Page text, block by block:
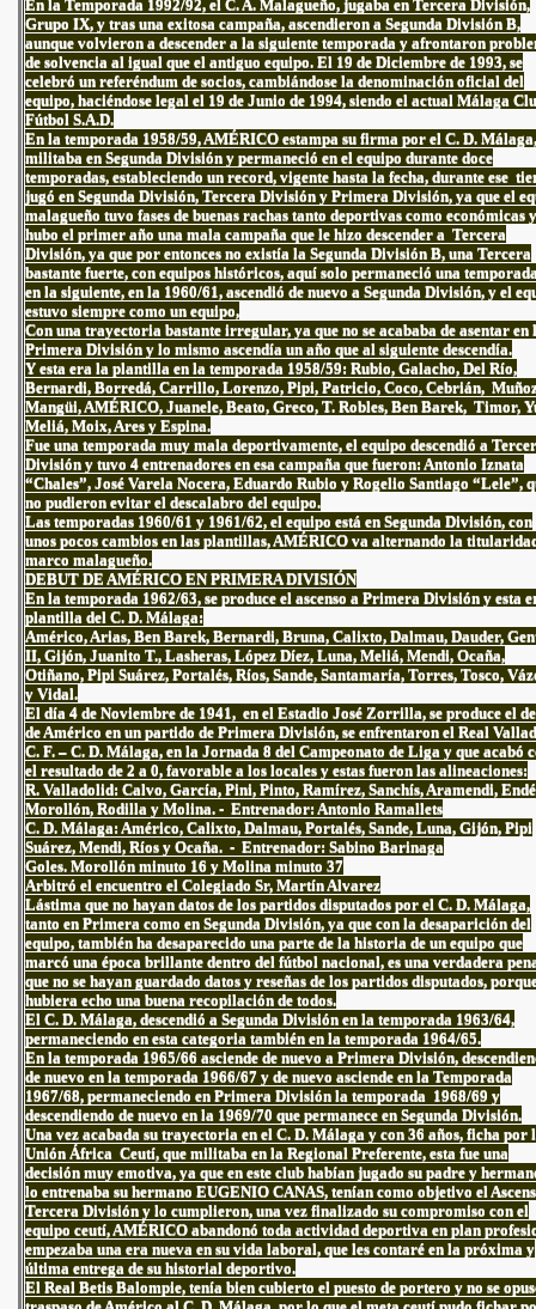
En la Temporada 1992/92, el C. A. Malagueño, jugaba en Tercera División,
Grupo IX, y tras una exitosa campaña, ascendieron a Segunda División B,
aunque volvieron a descender a la siguiente temporada y afrontaron
de solvencia al igual que el antiguo equipo. El 19 de Diciembre de 1993, se
celebró un referéndum de socios, cambiándose la denominación oficial del
equipo, haciéndose legal el 19 de Junio de 1994, siendo el actual Málaga
Fútbol S.A.D.
En la temporada 1958/59, AMÉRICO estampa su firma por el C. D.
militaba en Segunda División y permaneció en el equipo durante doce
temporadas, estableciendo un record, vigente hasta la fecha, durante ese
jugó en Segunda División, Tercera División y Primera División, ya que el
malagueño tuvo fases de buenas rachas tanto deportivas como económicas y
hubo el primer año una mala campaña que le hizo descender a Tercera
División, ya que por entonces no existía la Segunda División B, una Tercera
bastante fuerte, con equipos históricos, aquí solo permaneció una
en la siguiente, en la 1960/61, ascendió de nuevo a Segunda División, y el
estuvo siempre como un equipo,
Con una trayectoria bastante irregular, ya que no se acababa de asentar en
Primera División y lo mismo ascendía un año que al siguiente descendía.
Y esta era la plantilla en la temporada 1958/59: Rubio, Galacho, Del Río,
Bernardi, Borredá, Carrillo, Lorenzo, Pipi, Patricio, Coco, Cebrián,
Mangüi, AMÉRICO, Juanele, Beato, Greco, T. Robles, Ben Barek, Timor,
Meliá, Moix, Ares y Espina.
Fue una temporada muy mala deportivamente, el equipo descendió a
División y tuvo 4 entrenadores en esa campaña que fueron: Antonio Iznata
“Chales”, José Varela Nocera, Eduardo Rubio y Rogelio Santiago “Lele”,
no pudieron evitar el descalabro del equipo.
Las temporadas 1960/61 y 1961/62, el equipo está en Segunda División, con
unos pocos cambios en las plantillas, AMÉRICO va alternando la
marco malagueño.
DEBUT DE AMÉRICO EN PRIMERA DIVISIÓN
En la temporada 1962/63, se produce el ascenso a Primera División y esta
plantilla del C. D. Málaga:
Américo, Arias, Ben Barek, Bernardi, Bruna, Calixto, Dalmau, Dauder,
II, Gijón, Juanito T., Lasheras, López Díez, Luna, Meliá, Mendi, Ocaña,
Otiñano, Pipi Suárez, Portalés, Ríos, Sande, Santamaría, Torres, Tosco,
y Vidal.
El día 4 de Noviembre de 1941, en el Estadio José Zorrilla, se produce el
de Américo en un partido de Primera División, se enfrentaron el Real
C. F. – C. D. Málaga, en la Jornada 8 del Campeonato de Liga y que acabó
el resultado de 2 a 0, favorable a los locales y estas fueron las alineaciones:
R. Valladolid: Calvo, García, Pini, Pinto, Ramírez, Sanchís, Aramendi,
Morollón, Rodilla y Molina. - Entrenador: Antonio Ramallets
C. D. Málaga: Américo, Calixto, Dalmau, Portalés, Sande, Luna, Gijón, Pipi
Suárez, Mendi, Ríos y Ocaña. - Entrenador: Sabino Barinaga
Goles. Morollón minuto 16 y Molina minuto 37
Arbitró el encuentro el Colegiado Sr, Martín Alvarez
Lástima que no hayan datos de los partidos disputados por el C. D. Málaga,
tanto en Primera como en Segunda División, ya que con la desaparición del
equipo, también ha desaparecido una parte de la historia de un equipo que
marcó una época brillante dentro del fútbol nacional, es una verdadera
que no se hayan guardado datos y reseñas de los partidos disputados,
hubiera echo una buena recopilación de todos.
El C. D. Málaga, descendió a Segunda División en la temporada 1963/64,
permaneciendo en esta categoria también en la temporada 1964/65.
En la temporada 1965/66 asciende de nuevo a Primera División,
de nuevo en la temporada 1966/67 y de nuevo asciende en la Temporada
1967/68, permaneciendo en Primera División la temporada 1968/69 y
descendiendo de nuevo en la 1969/70 que permanece en Segunda División.
Una vez acabada su trayectoria en el C. D. Málaga y con 36 años, ficha por
Unión África Ceutí, que militaba en la Regional Preferente, esta fue una
decisión muy emotiva, ya que en este club habían jugado su padre y
lo entrenaba su hermano EUGENIO CANAS, tenían como objetivo el
Tercera División y lo cumplieron, una vez finalizado su compromiso con el
equipo ceutí, AMÉRICO abandonó toda actividad deportiva en plan
empezaba una era nueva en su vida laboral, que les contaré en la próxima y
última entrega de su historial deportivo.
El Real Betis Balompie, tenía bien cubierto el puesto de portero y no se